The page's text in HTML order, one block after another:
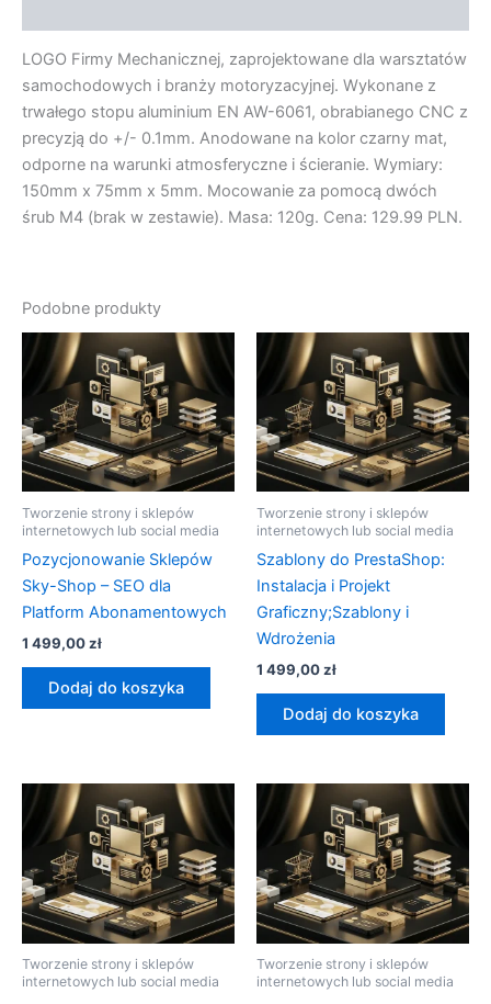
LOGO Firmy Mechanicznej, zaprojektowane dla warsztatów
samochodowych i branży motoryzacyjnej. Wykonane z
trwałego stopu aluminium EN AW-6061, obrabianego CNC z
precyzją do +/- 0.1mm. Anodowane na kolor czarny mat,
odporne na warunki atmosferyczne i ścieranie. Wymiary:
150mm x 75mm x 5mm. Mocowanie za pomocą dwóch
śrub M4 (brak w zestawie). Masa: 120g. Cena: 129.99 PLN.
Podobne produkty
Tworzenie strony i sklepów
internetowych lub social media
Pozycjonowanie Sklepów
Sky-Shop – SEO dla
Platform Abonamentowych
1 499,00zł
Dodaj do koszyka
Tworzenie strony i sklepów
internetowych lub social media
Szablony do PrestaShop:
Instalacja i Projekt
Graficzny;Szablony i
Wdrożenia
1 499,00zł
Dodaj do koszyka
Tworzenie strony i sklepów
internetowych lub social media
Tworzenie strony i sklepów
internetowych lub social media